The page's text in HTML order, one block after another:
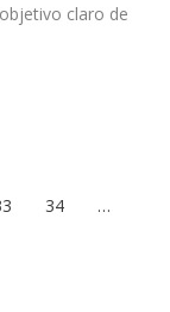
claro de
34
…